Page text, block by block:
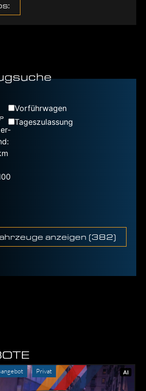
Vor­führ­wa­gen
Tages­zu­las­sung
anzei­gen (382)
Pri­vat AI